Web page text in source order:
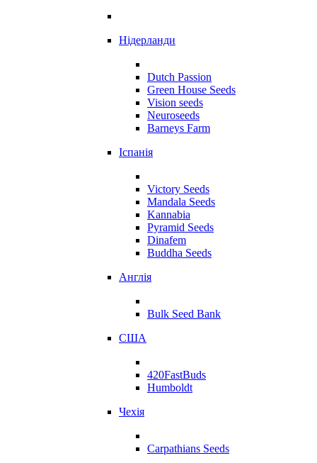
Нідерланди
Dutch Passion
Green House Seeds
Vision seeds
Neuroseeds
Barneys Farm
Іспанія
Victory Seeds
Mandala Seeds
Kannabia
Pyramid Seeds
Dinafem
Buddha Seeds
Англія
Bulk Seed Bank
США
420FastBuds
Humboldt
Чехія
Carpathians Seeds